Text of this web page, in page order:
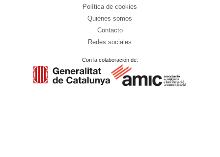
Política de cookies
Quiénes somos
Contacto
Redes sociales
Con la colaboración de: